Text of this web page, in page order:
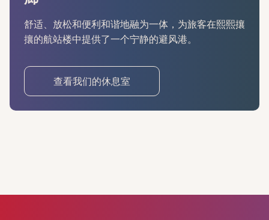
舒适、放松和便利和谐地融为一体，为旅客在熙熙攘
攘的航站楼中提供了一个宁静的避风港。
查看我们的休息室